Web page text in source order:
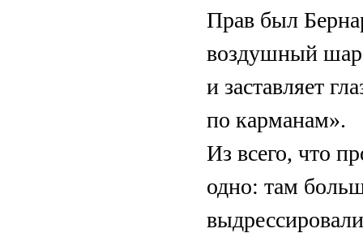
Прав был
воздушный
и заставляет
по карманам».
Из всего, что
одно: там